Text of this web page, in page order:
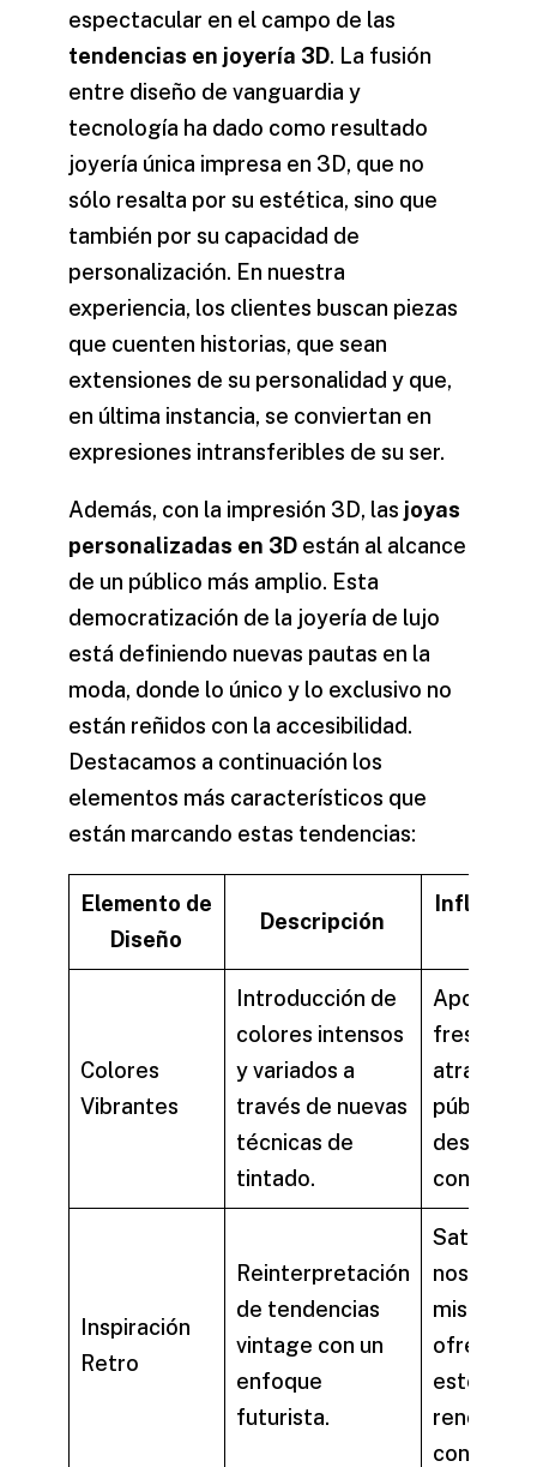
espectacular en el campo de las
tendencias en joyería 3D. La fusión
entre diseño de vanguardia y
tecnología ha dado como resultado
joyería única impresa en 3D, que no
sólo resalta por su estética, sino que
también por su capacidad de
personalización. En nuestra
experiencia, los clientes buscan piezas
que cuenten historias, que sean
extensiones de su personalidad y que,
en última instancia, se conviertan en
expresiones intransferibles de su ser.
Además, con la impresión 3D, las joyas
personalizadas en 3Destán al alcance
de un público más amplio. Esta
democratización de la joyería de lujo
está definiendo nuevas pautas en la
moda, donde lo único y lo exclusivo no
están reñidos con la accesibilidad.
Destacamos a continuación los
elementos más característicos que
están marcando estas tendencias:
Elemento de
Diseño
Descripción
Colores
Vibrantes
Introducción de
colores intensos
y variados a
través de nuevas
técnicas de
tintado.
Aportan
fresco y
público
desea
con
Inspiración
Retro
Reinterpretación
de tendencias
vintage con un
enfoque
futurista.
nostalgia
mismo
ofrecen
estética
renovada